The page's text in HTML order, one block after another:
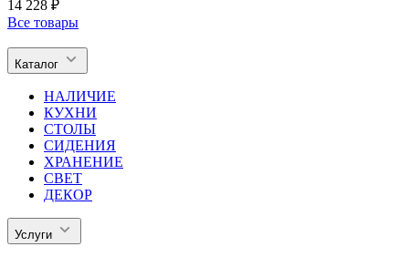
14 228 ₽
Все товары
Каталог
НАЛИЧИЕ
КУХНИ
СТОЛЫ
СИДЕНИЯ
ХРАНЕНИЕ
СВЕТ
ДЕКОР
Услуги